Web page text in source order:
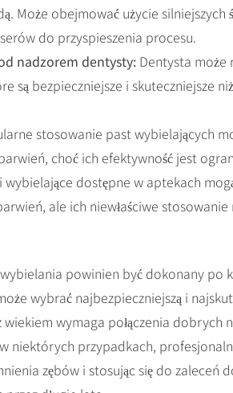
Może obejmować użycie
do przyspieszenia procesu.
nadzorem dentysty: Dentysta może
są bezpieczniejsze i skuteczniejsze
stosowanie past wybielających
choć ich efektywność jest
wybielające dostępne w aptekach
ale ich niewłaściwe
powinien być dokonany po
wybrać najbezpieczniejszą i
wymaga połączenia dobrych
niektórych przypadkach,
zębów i stosując się do zaleceń